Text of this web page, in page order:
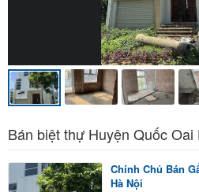
Bán biệt thự Huyện Quốc Oai
Chính Chủ Bán
Hà Nội